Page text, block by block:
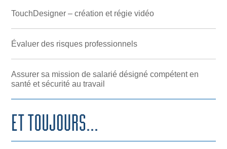
TouchDesigner – création et régie vidéo
Évaluer des risques professionnels
Assurer sa mission de salarié désigné compétent en
santé et sécurité au travail